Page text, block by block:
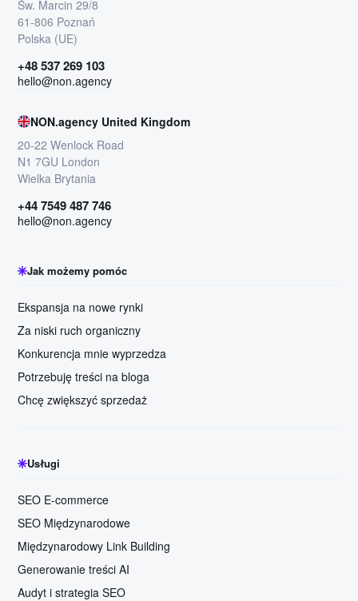
Św. Marcin 29/8
61-806 Poznań
Polska (UE)
+48 537 269 103
hello@non.agency
NON.agency United Kingdom
20-22 Wenlock Road
N1 7GU London
Wielka Brytania
+44 7549 487 746
hello@non.agency
Jak możemy pomóc
Ekspansja na nowe rynki
Za niski ruch organiczny
Konkurencja mnie wyprzedza
Potrzebuję treści na bloga
Chcę zwiększyć sprzedaż
Usługi
SEO E-commerce
SEO Międzynarodowe
Międzynarodowy Link Building
Generowanie treści AI
Audyt i strategia SEO